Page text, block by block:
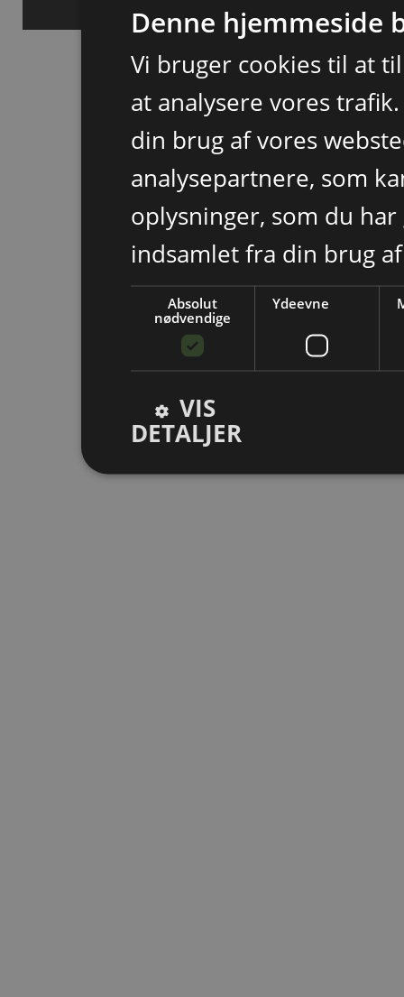
Denne hjemmeside
Vi bruger cookies til at
at analysere vores
din brug af vores
analysepartnere, som
oplysninger, som du
indsamlet fra din brug
Absolut
nødvendige
Ydeevne
VIS
DETALJER